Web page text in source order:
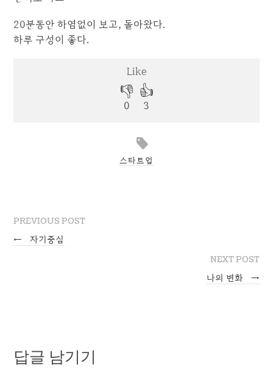
20분동안 하염없이 보고, 돌아왔다.
하루 구성이 좋다.
스타트업
PREVIOUS POST
← 자기중심
NEXT POST
나의 변화 →
답글 남기기